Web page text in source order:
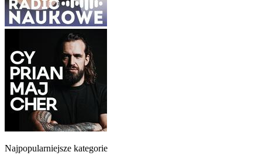
Najpopularniejsze kategorie